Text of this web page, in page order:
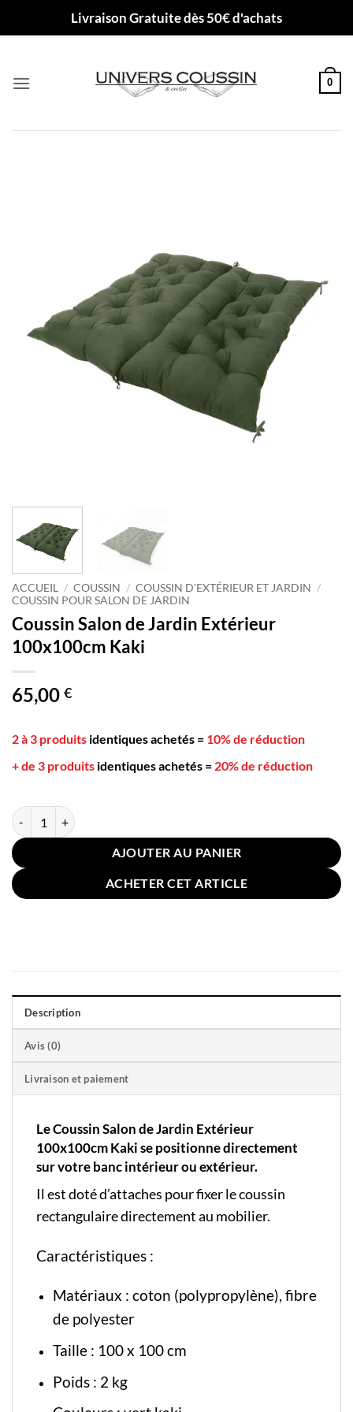
Livraison Gratuite dès 50€ d'achats
0
ACCUEIL / COUSSIN / COUSSIN D'EXTÉRIEUR ET JARDIN /
COUSSIN POUR SALON DE JARDIN
Coussin Salon de Jardin Extérieur
100x100cm Kaki
65,00 €
2 à 3 produits identiques achetés = 10% de réduction
+ de 3 produits identiques achetés = 20% de réduction
quantité de Coussin Salon de Jardin Extérieur 100x100cm Kaki
AJOUTER AU PANIER
ACHETER CET ARTICLE
Description
Avis (0)
Livraison et paiement
Le Coussin Salon de Jardin Extérieur
100x100cm Kaki se positionne directement
sur votre banc intérieur ou extérieur.
Il est doté d’attaches pour fixer le coussin
rectangulaire directement au mobilier.
Caractéristiques :
Matériaux : coton (polypropylène), fibre
de polyester
Taille : 100 x 100 cm
Poids : 2 kg